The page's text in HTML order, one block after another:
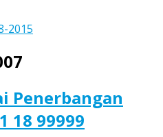
2015
Penerbangan
18 99999